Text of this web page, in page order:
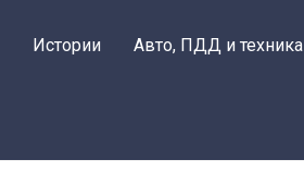
Истории Авто, ПДД и техника